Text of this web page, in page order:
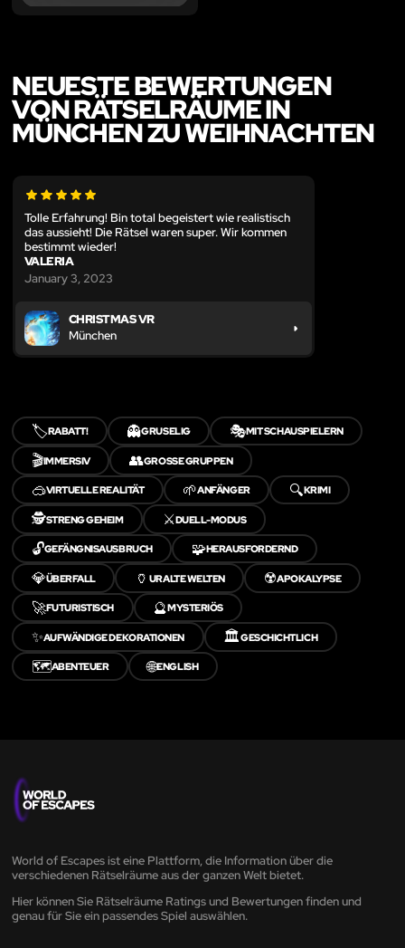
NEUESTE BEWERTUNGEN
VON RÄTSELRÄUME IN
MÜNCHEN ZU WEIHNACHTEN
Tolle Erfahrung! Bin total begeistert wie realistisch
das aussieht! Die Rätsel waren super. Wir kommen
bestimmt wieder!
VALERIA
January 3, 2023
CHRISTMAS VR
München
🏷️RABATT! 👻GRUSELIG 🎭MIT SCHAUSPIELERN
🎬IMMERSIV 👥GROSSE GRUPPEN
🥽VIRTUELLE REALITÄT 🌱ANFÄNGER 🔍KRIMI
🕵️STRENG GEHEIM ⚔️DUELL-MODUS
🔓GEFÄNGNISAUSBRUCH 🧩HERAUSFORDERND
💎ÜBERFALL 🏺 URALTE WELTEN ☢️APOKALYPSE
🚀FUTURISTISCH 🔮MYSTERIÖS
✨AUFWÄNDIGE DEKORATIONEN 🏛️GESCHICHTLICH
🗺️ABENTEUER 🌐ENGLISH
World of Escapes ist eine Plattform, die Information über die
verschiedenen Rätselräume aus der ganzen Welt bietet.
Hier können Sie Rätselräume Ratings und Bewertungen finden und
genau für Sie ein passendes Spiel auswählen.